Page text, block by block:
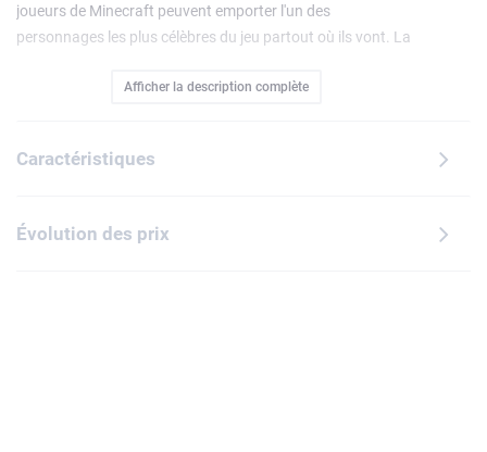
joueurs de Minecraft peuvent emporter l'un des
personnages les plus célèbres du jeu partout où ils vont. La
anneau en métal par une chaîne solide, peut s'accrocher à
joueur de Minecraft de 10 ans ou plus.
Afficher la description complète
Caractéristiques
Évolution des prix